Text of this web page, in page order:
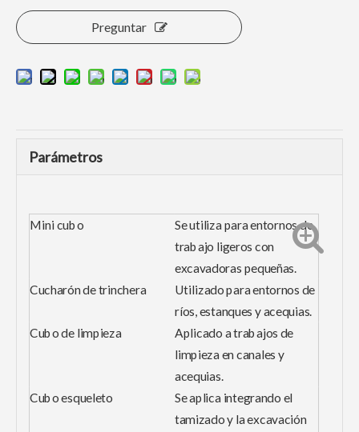
Preguntar
Parámetros
Mini cubo
Se utiliza para entornos de
trabajo ligeros con
excavadoras pequeñas.
Cucharón de trinchera
Utilizado para entornos de
ríos, estanques y acequias.
Cubo de limpieza
Aplicado a trabajos de
limpieza en canales y
acequias.
Cubo esqueleto Se aplica integrando el
tamizado y la excavación